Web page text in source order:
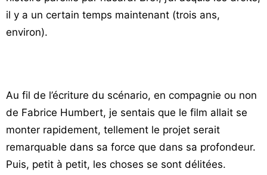
il y a un certain temps maintenant (trois ans,
environ).
Au fil de l’écriture du scénario, en compagnie ou non
de Fabrice Humbert, je sentais que le film allait se
monter rapidement, tellement le projet serait
remarquable dans sa force que dans sa profondeur.
Puis, petit à petit, les choses se sont délitées.